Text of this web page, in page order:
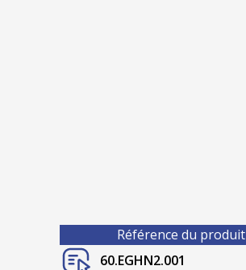
Référence du produit
60.EGHN2.001